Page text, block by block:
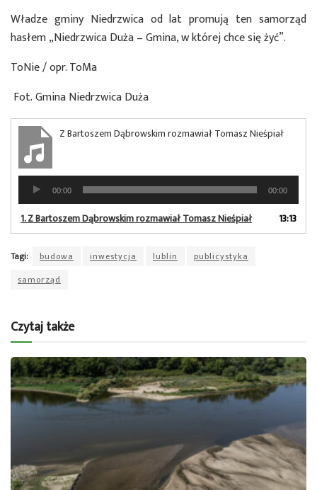
Władze gminy Niedrzwica od lat promują ten samorząd
hasłem „Niedrzwica Duża – Gmina, w której chce się żyć”.
ToNie / opr. ToMa
Fot. Gmina Niedrzwica Duża
Z Bartoszem Dąbrowskim rozmawiał Tomasz Nieśpiał
Odtwarzacz
plików
dźwiękowych
00:00 00:00
1.Z Bartoszem Dąbrowskim rozmawiał Tomasz Nieśpiał 13:13
Tagi: budowa inwestycja lublin
publicystyka
samorząd
Czytaj także